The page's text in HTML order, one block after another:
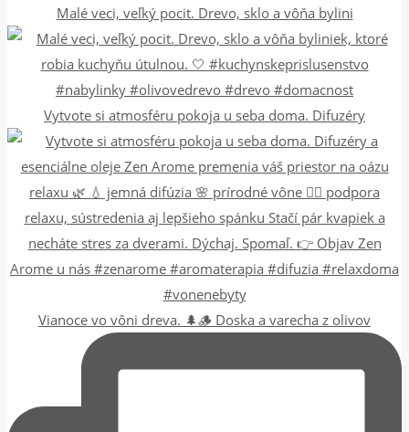
Malé veci, veľký pocit. Drevo, sklo a vôňa bylini
Vytvote si atmosféru pokoja u seba doma. Difuzéry
Vianoce vo vôni dreva. 🌲🪵 Doska a varecha z olivov